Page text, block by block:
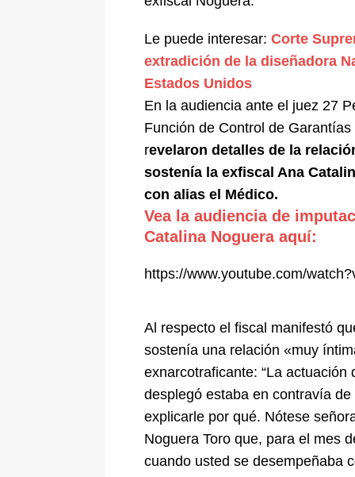
Le puede interesar: Corte
extradición de la diseñadora
Estados Unidos
En la audiencia ante el juez 27
Función de Control de
revelaron detalles de la
sostenía la exfiscal Ana
con alias el Médico.
Vea la audiencia de
Catalina Noguera aquí:
https://www.youtube.com/
Al respecto el fiscal manifestó
sostenía una relación «muy
exnarcotraficante: “La actuación
desplegó estaba en contravía de
explicarle por qué. Nótese
Noguera Toro que, para el mes
cuando usted se desempeñaba